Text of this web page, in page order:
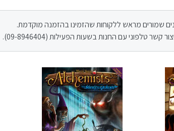
שמורים מראש ללקוחות שהזמינו בהזמנה מוקדמת.
קשר טלפוני עם החנות בשעות הפעילות (09-8946404).